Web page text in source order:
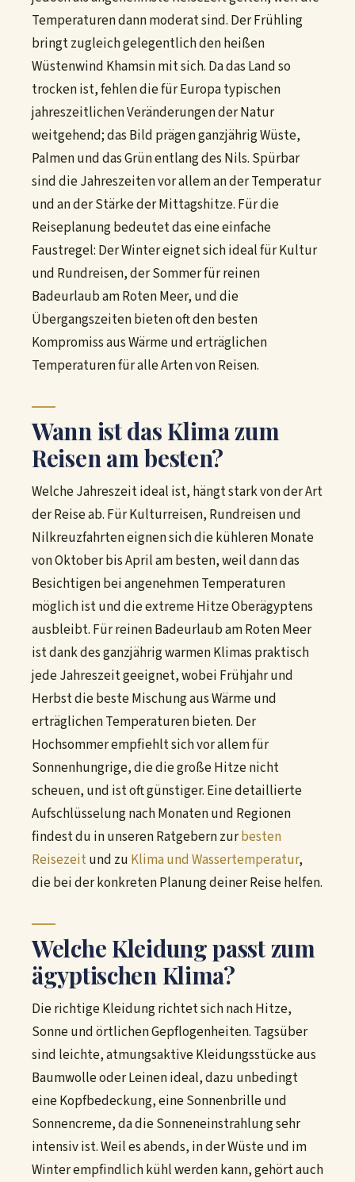
Temperaturen dann moderat sind. Der Frühling
bringt zugleich gelegentlich den heißen
Wüstenwind Khamsin mit sich. Da das Land so
trocken ist, fehlen die für Europa typischen
jahreszeitlichen Veränderungen der Natur
weitgehend; das Bild prägen ganzjährig Wüste,
Palmen und das Grün entlang des Nils. Spürbar
sind die Jahreszeiten vor allem an der Temperatur
und an der Stärke der Mittagshitze. Für die
Reiseplanung bedeutet das eine einfache
Faustregel: Der Winter eignet sich ideal für Kultur
und Rundreisen, der Sommer für reinen
Badeurlaub am Roten Meer, und die
Übergangszeiten bieten oft den besten
Kompromiss aus Wärme und erträglichen
Temperaturen für alle Arten von Reisen.
Wann ist das Klima zum
Reisen am besten?
Welche Jahreszeit ideal ist, hängt stark von der Art
der Reise ab. Für Kulturreisen, Rundreisen und
Nilkreuzfahrten eignen sich die kühleren Monate
von Oktober bis April am besten, weil dann das
Besichtigen bei angenehmen Temperaturen
möglich ist und die extreme Hitze Oberägyptens
ausbleibt. Für reinen Badeurlaub am Roten Meer
ist dank des ganzjährig warmen Klimas praktisch
jede Jahreszeit geeignet, wobei Frühjahr und
Herbst die beste Mischung aus Wärme und
erträglichen Temperaturen bieten. Der
Hochsommer empfiehlt sich vor allem für
Sonnenhungrige, die die große Hitze nicht
scheuen, und ist oft günstiger. Eine detaillierte
Aufschlüsselung nach Monaten und Regionen
findest du in unseren Ratgebern zurbesten
Reisezeitund zu Klima und Wassertemperatur,
die bei der konkreten Planung deiner Reise helfen.
Welche Kleidung passt zum
ägyptischen Klima?
Die richtige Kleidung richtet sich nach Hitze,
Sonne und örtlichen Gepflogenheiten. Tagsüber
sind leichte, atmungsaktive Kleidungsstücke aus
Baumwolle oder Leinen ideal, dazu unbedingt
eine Kopfbedeckung, eine Sonnenbrille und
Sonnencreme, da die Sonneneinstrahlung sehr
intensiv ist. Weil es abends, in der Wüste und im
Winter empfindlich kühl werden kann, gehört auch